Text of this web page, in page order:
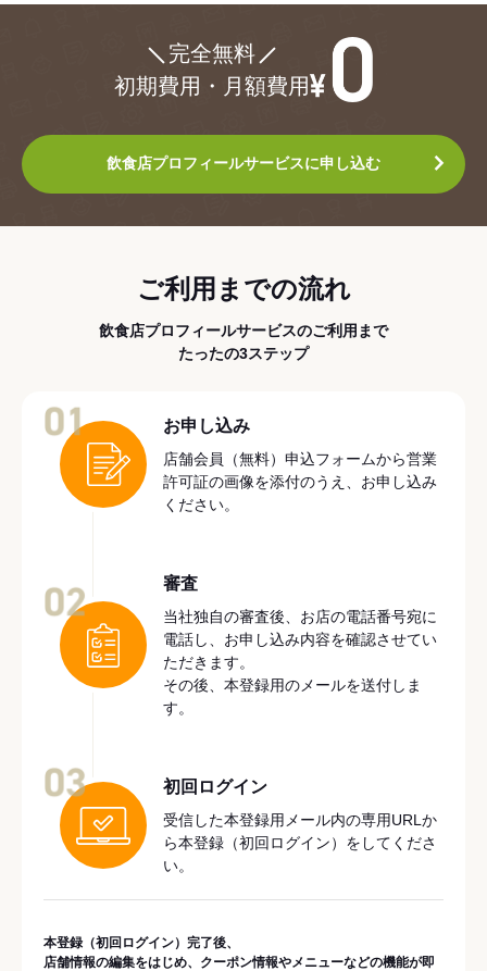
完全無料
初期費用・月額費用
飲食店プロフィールサービスに申し込む
ご利用までの流れ
飲食店プロフィールサービスのご利用まで
たったの3ステップ
お申し込み
店舗会員（無料）申込フォームから営業
許可証の画像を添付のうえ、お申し込み
ください。
審査
当社独自の審査後、お店の電話番号宛に
電話し、お申し込み内容を確認させてい
ただきます。
その後、本登録用のメールを送付しま
す。
初回ログイン
受信した本登録用メール内の専用URLか
ら本登録（初回ログイン）をしてくださ
い。
本登録（初回ログイン）完了後、
店舗情報の編集をはじめ、クーポン情報やメニューなどの機能が即